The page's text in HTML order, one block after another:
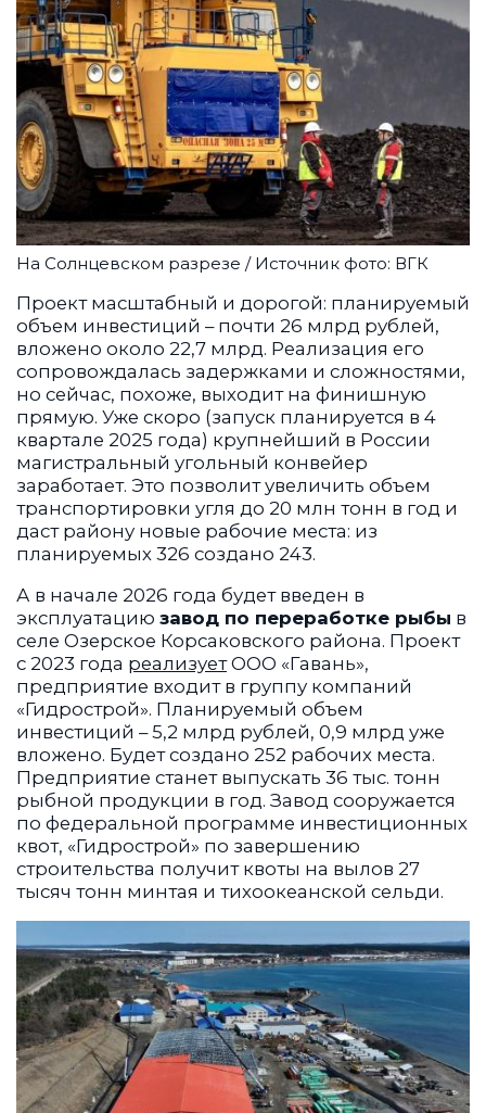
На Солнцевском разрезе / Источник фото: ВГК
Проект масштабный и дорогой: планируемый
объем инвестиций – почти 26 млрд рублей,
вложено около 22,7 млрд. Реализация его
сопровождалась задержками и сложностями,
но сейчас, похоже, выходит на финишную
прямую. Уже скоро (запуск планируется в 4
квартале 2025 года) крупнейший в России
магистральный угольный конвейер
заработает. Это позволит увеличить объем
транспортировки угля до 20 млн тонн в год и
даст району новые рабочие места: из
планируемых 326 создано 243.
А в начале 2026 года будет введен в
эксплуатацию завод по переработке рыбы в
селе Озерское Корсаковского района. Проект
с 2023 года реализуетООО «Гавань»,
предприятие входит в группу компаний
«Гидрострой». Планируемый объем
инвестиций – 5,2 млрд рублей, 0,9 млрд уже
вложено. Будет создано 252 рабочих места.
Предприятие станет выпускать 36 тыс. тонн
рыбной продукции в год. Завод сооружается
по федеральной программе инвестиционных
квот, «Гидрострой» по завершению
строительства получит квоты на вылов 27
тысяч тонн минтая и тихоокеанской сельди.